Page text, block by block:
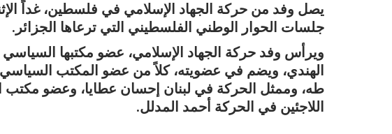
يصل وفد من حركة الجهاد الإسلامي في فلسطين، غداً
جلسات الحوار الوطني الفلسطيني التي ترعاها الجزائر.
ويرأس وفد حركة الجهاد الإسلامي، عضو مكتبها
الهندي، ويضم في عضويته، كلاً من عضو المكتب السياسي
طه، وممثل الحركة في لبنان إحسان عطايا، وعضو مكتب
اللاجئين في الحركة أحمد المدلل.